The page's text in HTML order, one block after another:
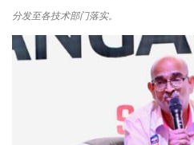
分发至各技术部门落实。